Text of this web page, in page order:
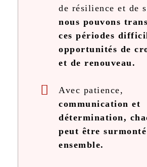
de résilience et de
nous pouvons
ces périodes
opportunités de
et de renouveau.
Avec patience,
communication et
détermination,
peut être surmonté
ensemble.